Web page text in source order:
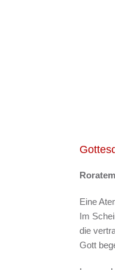
Eine
Im
die
Gott